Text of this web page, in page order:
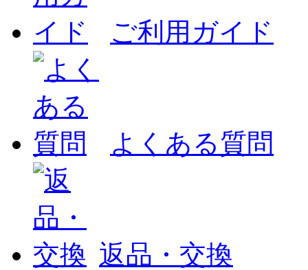
ご利用ガイド
よくある質問
返品・交換